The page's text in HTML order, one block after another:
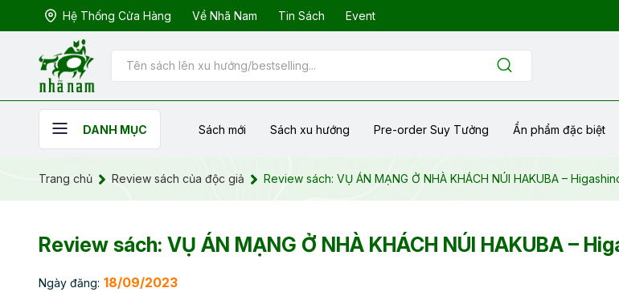
Hệ Thống Cửa Hàng Về Nhã Nam Tin Sách Event
DANH MỤC Sách mới Sách xu hướng Pre-order Suy Tưởng Ẩn phẩm đặc biệt
Trang chủ Review sách của độc giả Review sách: VỤ ÁN MẠNG Ở NHÀ KHÁCH NÚI HAKUBA –
Review sách: VỤ ÁN MẠNG Ở NHÀ KHÁCH NÚI HAKUBA –
Ngày đăng: 18/09/2023